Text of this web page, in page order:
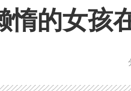
惰的女孩